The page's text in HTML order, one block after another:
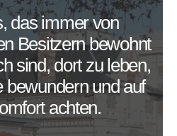
das immer von
Besitzern bewohnt
sind, dort zu leben,
bewundern und auf
achten.